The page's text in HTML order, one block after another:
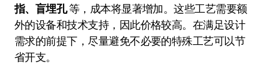
指、盲埋孔等，成本将显著增加。这些工艺需要额
外的设备和技术支持，因此价格较高。在满足设计
需求的前提下，尽量避免不必要的特殊工艺可以节
省开支。